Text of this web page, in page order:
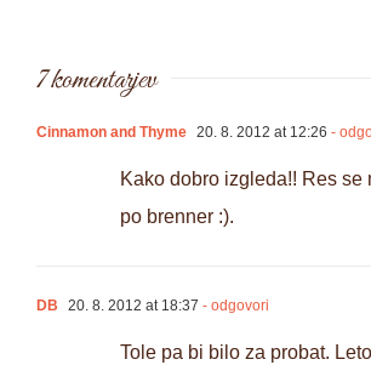
7 komentarjev
Cinnamon and Thyme 20. 8. 2012 at 12:26 -
Kako dobro izgleda!! Res se
po brenner :).
DB 20. 8. 2012 at 18:37 - odgovori
Tole pa bi bilo za probat.